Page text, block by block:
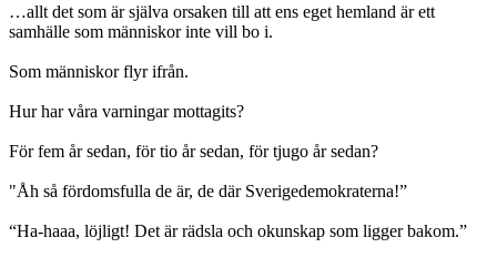
…allt det som är själva orsaken till att ens eget hemland är ett
samhälle som människor inte vill bo i.
Som människor flyr ifrån.
Hur har våra varningar mottagits?
För fem år sedan, för tio år sedan, för tjugo år sedan?
"Åh så fördomsfulla de är, de där Sverigedemokraterna!”
“Ha-haaa, löjligt! Det är rädsla och okunskap som ligger bakom.”